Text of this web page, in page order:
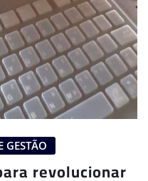
GESTÃO
revolucionar